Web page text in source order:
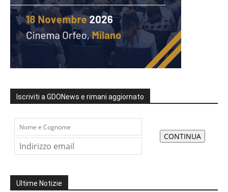
Iscriviti a GDONews e rimani aggiornato
Ultime Notizie